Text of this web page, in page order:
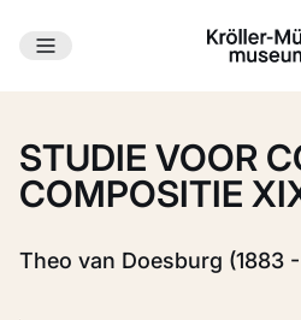
Ga naar hoofdinhoud
STUDIE VOOR
COMPOSITIE
Theo van Doesburg (1883 -